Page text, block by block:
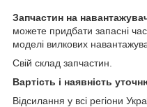
Запчастин на
можете придбати запасні
моделі вилкових
Свій склад запчастин.
Вартість і наявність
Відсилання у всі регіони